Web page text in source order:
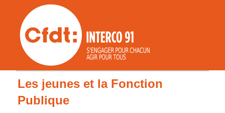
Les jeunes et la Fonction
Publique